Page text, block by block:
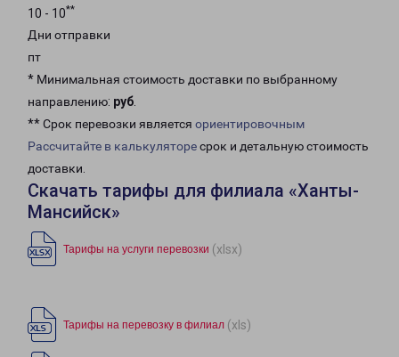
10 - 10**
Дни отправки
пт
* Минимальная стоимость доставки по выбранному
направлению: руб.
** Срок перевозки является ориентировочным
Рассчитайте в калькуляторесрок и детальную стоимость
доставки.
Скачать тарифы для филиала «Ханты-
Мансийск»
Тарифы на услуги перевозки (xlsx)
Тарифы на перевозку в филиал (xls)